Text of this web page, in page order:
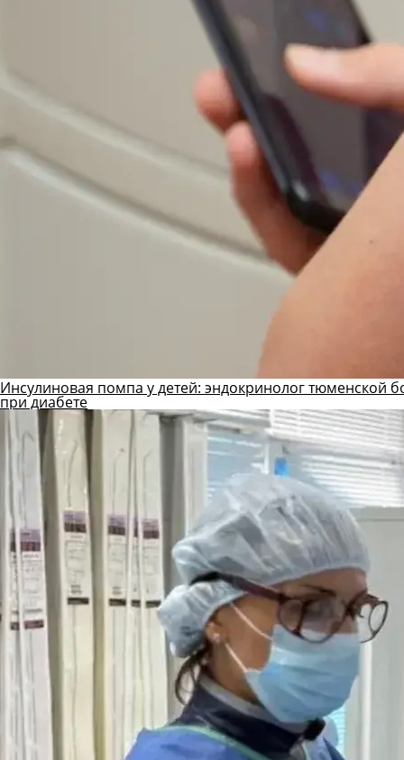
Инсулиновая помпа у детей: эндокринолог тюменской
при диабете